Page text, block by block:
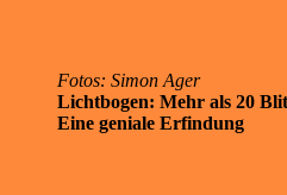
Fotos: Simon Ager
Lichtbogen: Mehr als 20
Eine geniale Erfindung